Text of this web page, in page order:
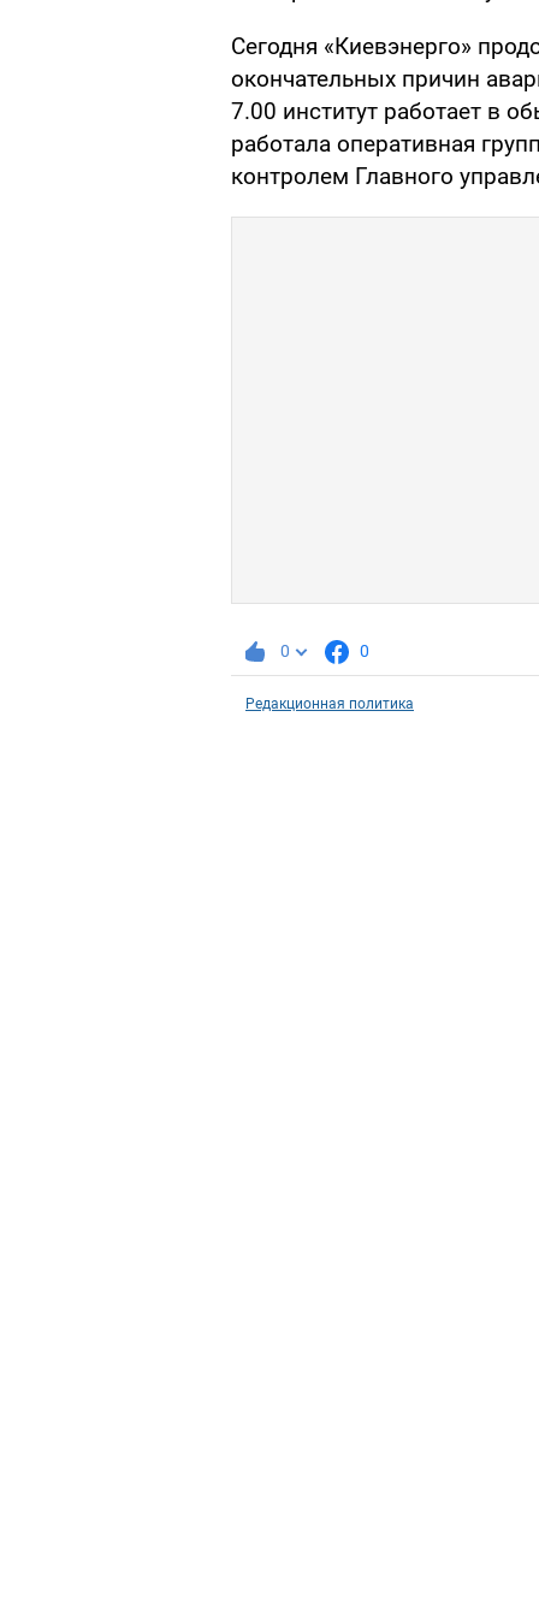
Сегодня «Киевэнерго»
окончательных причин
7.00 институт работает в
работала оперативная
контролем Главного
0 0
Редакционная политика